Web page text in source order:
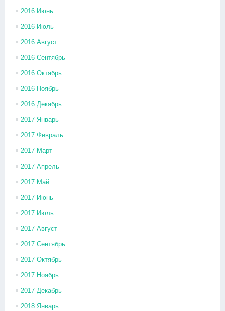
2016 Июнь
2016 Июль
2016 Август
2016 Сентябрь
2016 Октябрь
2016 Ноябрь
2016 Декабрь
2017 Январь
2017 Февраль
2017 Март
2017 Апрель
2017 Май
2017 Июнь
2017 Июль
2017 Август
2017 Сентябрь
2017 Октябрь
2017 Ноябрь
2017 Декабрь
2018 Январь